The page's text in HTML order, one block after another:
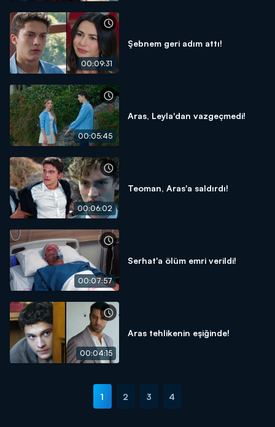
00:09:31
Şebnem geri adım attı!
00:05:45
Aras, Leyla'dan vazgeçmedi!
00:06:02
Teoman, Aras'a saldırdı!
00:07:57
Serhat'a ölüm emri verildi!
00:04:15
Aras tehlikenin eşiğinde!
1 2 3 4